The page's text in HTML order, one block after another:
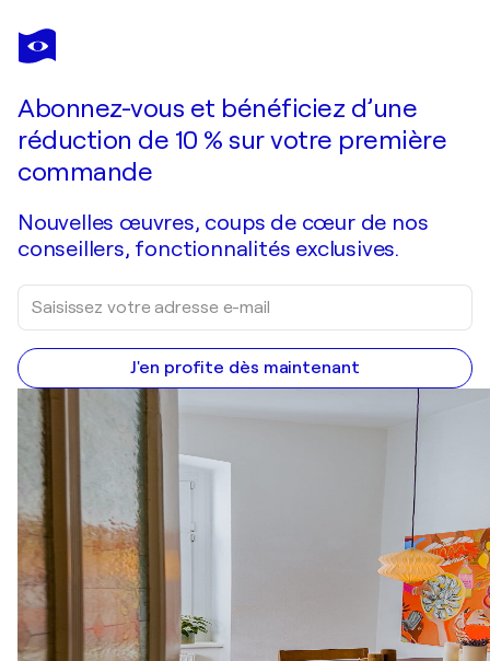
MARIT OTTO
Metropolitans
Abonnez-vous et bénéficiez d’une
réduction de 10 % sur votre première
commande
Nouvelles œuvres, coups de cœur de nos
conseillers, fonctionnalités exclusives.
J'en profite dès maintenant